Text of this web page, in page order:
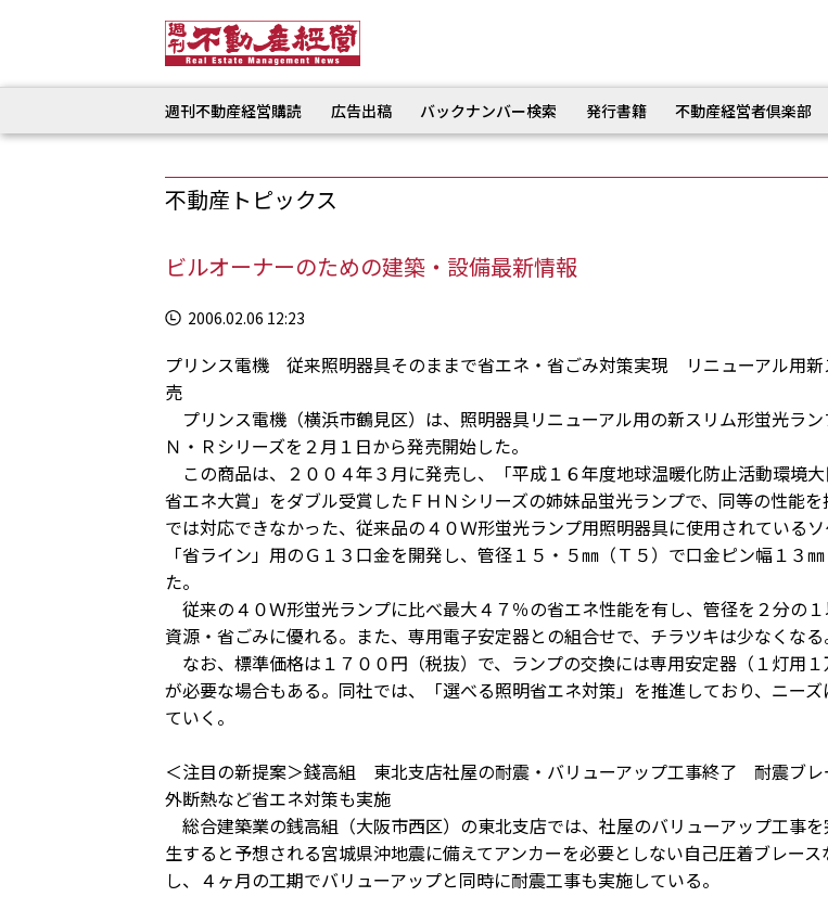
週刊不動産経営購読 広告出稿 バックナンバー検索 発行書籍 不動産経営者倶楽部
不動産トピックス
ビルオーナーのための建築・設備最新情報
2006.02.06 12:23
プリンス電機 従来照明器具そのままで省エネ・省ごみ対策実現 リニューアル用新
売
プリンス電機（横浜市鶴見区）は、照明器具リニューアル用の新スリム形蛍光ラ
Ｎ・Ｒシリーズを２月１日から発売開始した。
この商品は、２００４年３月に発売し、「平成１６年度地球温暖化防止活動環境
省エネ大賞」をダブル受賞したＦＨＮシリーズの姉妹品蛍光ランプで、同等の性能
では対応できなかった、従来品の４０Ｗ形蛍光ランプ用照明器具に使用されている
「省ライン」用のＧ１３口金を開発し、管径１５・５㎜（Ｔ５）で口金ピン幅１３
た。
従来の４０Ｗ形蛍光ランプに比べ最大４７％の省エネ性能を有し、管径を２分の
資源・省ごみに優れる。また、専用電子安定器との組合せで、チラツキは少なくなる
なお、標準価格は１７００円（税抜）で、ランプの交換には専用安定器（１灯用１
が必要な場合もある。同社では、「選べる照明省エネ対策」を推進しており、ニー
ていく。
＜注目の新提案＞錢高組 東北支店社屋の耐震・バリューアップ工事終了 耐震ブ
外断熱など省エネ対策も実施
総合建築業の銭高組（大阪市西区）の東北支店では、社屋のバリューアップ工事
生すると予想される宮城県沖地震に備えてアンカーを必要としない自己圧着ブレー
し、４ヶ月の工期でバリューアップと同時に耐震工事も実施している。